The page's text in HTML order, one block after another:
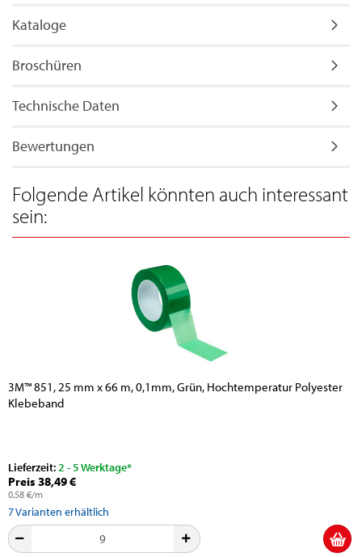
Kataloge
Broschüren
Technische Daten
Bewertungen
Folgende Artikel könnten auch interessant
sein:
3M™ 851, 25 mm x 66 m, 0,1mm, Grün, Hochtemperatur Polyester
Klebeband
Lieferzeit:2 - 5 Werktage*
Preis 38,49 €
0,58 €/m
7Varianten erhältlich